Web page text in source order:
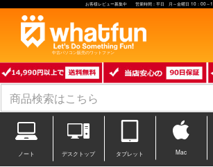
お客様レビュー募集中 営業時間：平日 月～金曜日 10：00～
中古パソコン販売のワットファン
ノート デスクトップ タブレット Mac